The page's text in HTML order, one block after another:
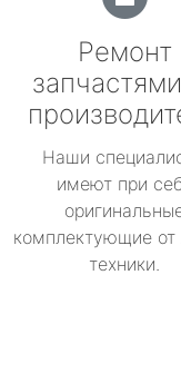
Ремонт
Наши
имеют при
комплектующие
техники.